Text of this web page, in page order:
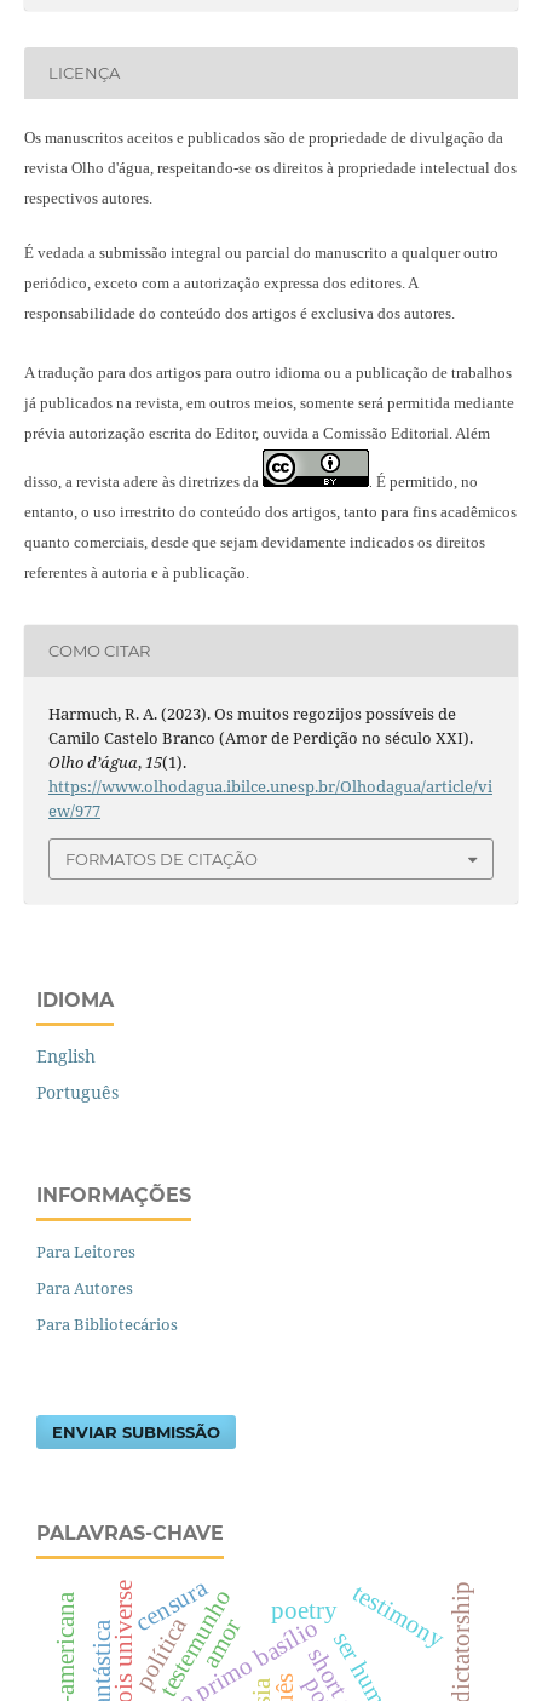
LICENÇA
Os manuscritos aceitos e publicados são de propriedade de divulgação da
revista Olho d'água, respeitando-se os direitos à propriedade intelectual dos
respectivos autores.
É vedada a submissão integral ou parcial do manuscrito a qualquer outro
periódico, exceto com a autorização expressa dos editores. A
responsabilidade do conteúdo dos artigos é exclusiva dos autores.
A tradução para dos artigos para outro idioma ou a publicação de trabalhos
já publicados na revista , em outros meios, somente será permitida mediante
prévia autorização escrita do Editor, ouvida a Comissão Editorial. Além
disso, a revista adere às diretrizes da
É permitido, no
entanto, o uso irrestrito do conteúdo dos artigos, tanto para fins acadêmicos
quanto comerciais, desde que sejam devidamente indicados os direitos
referentes à autoria e à publicação.
COMO CITAR
Harmuch, R. A. (2023). Os muitos regozijos possíveis de
Camilo Castelo Branco (Amor de Perdição no século XXI).
Olho d’água,15(1).
https://www.olhodagua.ibilce.unesp.br/Olhodagua/article/vi
ew/977
FORMATOS DE CITAÇÃO
IDIOMA
English
Português
INFORMAÇÕES
Para Leitores
Para Autores
Para Bibliotecários
ENVIAR SUBMISSÃO
PALAVRAS-CHAVE
o primo basílio
amor
poetry
testemunho dictatorship
testimony
censura
política